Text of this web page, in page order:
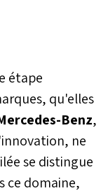
étape
qu'elles
Benz,
ne
se distingue
ce domaine,